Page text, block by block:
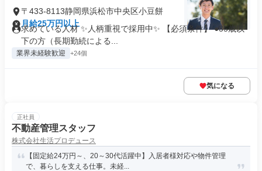
〒433-8113静岡県浜松市中央区小豆餅
月給25万円以上
求めている人材 ✨人柄重視で採用中✨ 【必須条件】 ●35歳以
下の方（長期勤続による...
業界未経験歓迎 +24個
気になる
正社員
不動産管理スタッフ
株式会社生活プロデュース
【固定給24万円～、20～30代活躍中】入居者様対応や物件管理
で、暮らしを支える仕事。未経...